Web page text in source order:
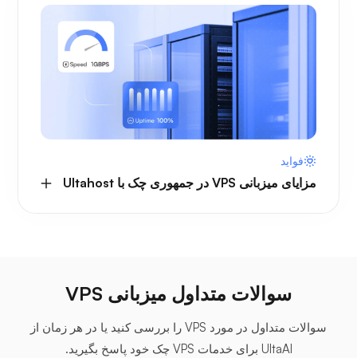
فواید
مزایای میزبانی VPS در جمهوری چک با Ultahost
سوالات متداول میزبانی VPS
سوالات متداول در مورد VPS را بررسی کنید یا در هر زمان از
UltaAI برای خدمات VPS چک خود پاسخ بگیرید.